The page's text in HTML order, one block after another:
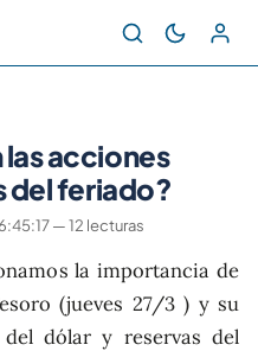
acciones
del feriado?
— 12 lecturas
la importancia de
(jueves 27/3 ) y su
dólar y reservas del